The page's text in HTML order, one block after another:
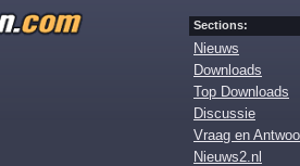
Sections:
Nieuws
Downloads
Top Downloads
Discussie
Vraag en
Nieuws2.nl